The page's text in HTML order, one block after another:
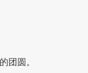
团圆。